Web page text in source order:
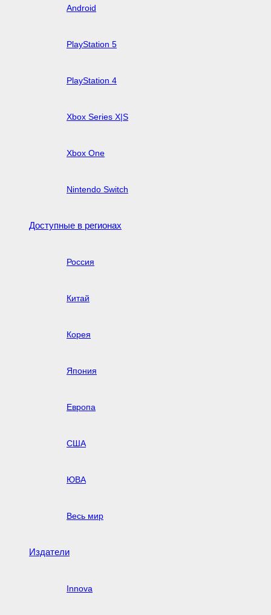
Android
PlayStation 5
PlayStation 4
Xbox Series X|S
Xbox One
Nintendo Switch
Доступные в регионах
Россия
Китай
Корея
Япония
Европа
США
ЮВА
Весь мир
Издатели
Innova